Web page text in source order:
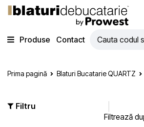
Produse Contact
Prima pagină Blaturi Bucatarie QUARTZ
Filtru
Filtrează